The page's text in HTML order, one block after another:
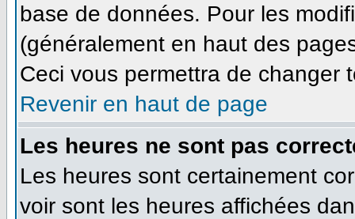
base de données. Pour les
(généralement en haut des
Ceci vous permettra de changer
Revenir en haut de page
Les heures ne sont pas
Les heures sont certainement
voir sont les heures affichées